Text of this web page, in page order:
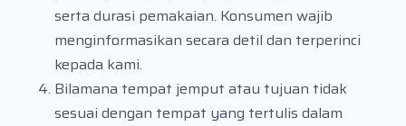
serta durasi pemakaian. Konsumen wajib
menginformasikan secara detil dan terperinci
kepada kami.
Bilamana tempat jemput atau tujuan tidak
sesuai dengan tempat yang tertulis dalam